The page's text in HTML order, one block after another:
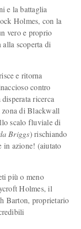
e la battaglia
Holmes, con la
vero e proprio
scoperta di
e ritorna
contro
ricerca
zona di Blackwall
scalo fluviale di
Briggs) rischiando
in azione! (aiutato
più o meno
Holmes, il
Barton, proprietario